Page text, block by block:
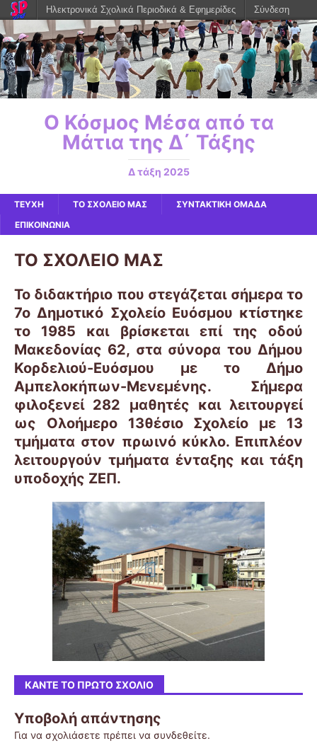
Ο Κόσμος Μέσα από τα
Μάτια της Δ΄ Τάξης
Δ τάξη 2025
ΤΕΥΧΗ ΤΟ ΣΧΟΛΕΙΟ ΜΑΣ
ΣΥΝΤΑΚΤΙΚΗ ΟΜΑΔΑ
ΕΠΙΚΟΙΝΩΝΙΑ
ΤΟ ΣΧΟΛΕΙΟ ΜΑΣ
To διδακτήριο που στεγάζεται σήμερα το
7ο Δημοτικό Σχολείο Ευόσμου κτίστηκε
το 1985 και βρίσκεται επί της οδού
Μακεδονίας 62, στα σύνορα του Δήμου
Κορδελιού-Ευόσμου με το Δήμο
Αμπελοκήπων-Μενεμένης. Σήμερα
φιλοξενεί 282 μαθητές και λειτουργεί
ως Ολοήμερο 13θέσιο Σχολείο με 13
τμήματα στον πρωινό κύκλο. Επιπλέον
λειτουργούν τμήματα ένταξης και τάξη
υποδοχής ΖΕΠ.
ΚΆΝΤΕ ΤΟ ΠΡΏΤΟ ΣΧΌΛΙΟ
Υποβολή απάντησης
Για να σχολιάσετε πρέπει να συνδεθείτε.
Ηλεκτρονικά Σχολικά Περιοδικά & Εφημερίδες Σύνδεση